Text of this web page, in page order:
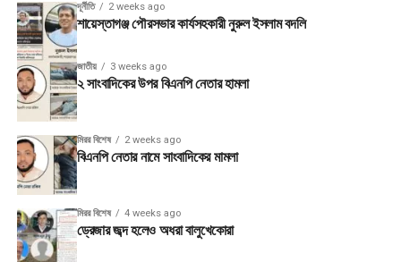
দূর্নীতি 2 weeks ago
শায়েস্তাগঞ্জ পৌরসভার কার্যসহকারী নুরুল ইসলাম বদলি
জাতীয় 3 weeks ago
২ সাংবাদিকের উপর বিএনপি নেতার হামলা
মিরর বিশেষ 2 weeks ago
বিএনপি নেতার নামে সাংবাদিকের মামলা
মিরর বিশেষ 4 weeks ago
ড্রেজার জব্দ হলেও অধরা বালুখেকোরা